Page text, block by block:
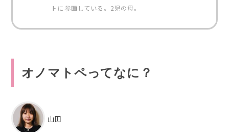
トに参画している。2児の母。
オノマトペってなに？
山田